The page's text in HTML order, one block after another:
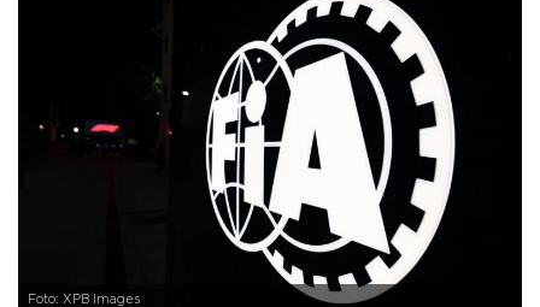
Foto: XPB Images